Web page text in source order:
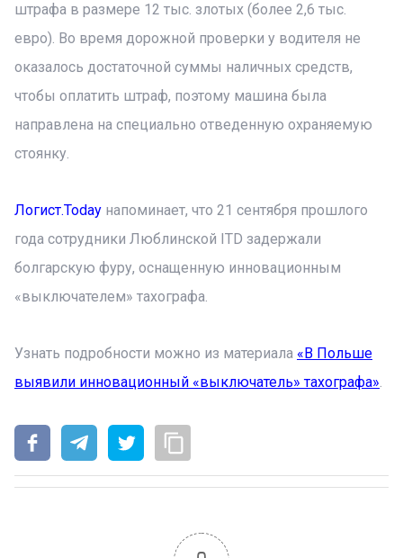
штрафа в размере 12 тыс. злотых (более 2,6 тыс.
евро). Во время дорожной проверки у водителя не
оказалось достаточной суммы наличных средств,
чтобы оплатить штраф, поэтому машина была
направлена на специально отведенную охраняемую
стоянку.
Логист.Today напоминает, что 21 сентября прошлого
года сотрудники Люблинской ITD задержали
болгарскую фуру, оснащенную инновационным
«выключателем» тахографа.
Узнать подробности можно из материала «В Польше
выявили инновационный «выключатель» тахографа».